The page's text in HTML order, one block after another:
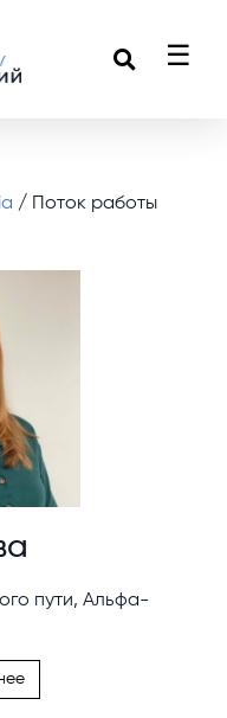
☰
/ Поток работы
пути, Альфа-